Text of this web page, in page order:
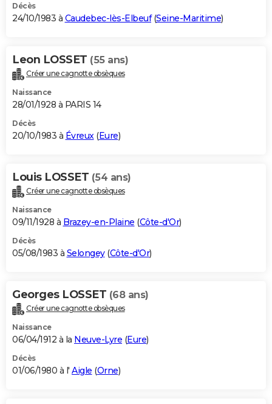
Décès
24/10/1983 à Caudebec-lès-Elbeuf(Seine-Maritime)
Leon LOSSET (55 ans)
Créer une cagnotte obsèques
Naissance
28/01/1928 à PARIS 14
Décès
20/10/1983 à Évreux(Eure)
Louis LOSSET (54 ans)
Créer une cagnotte obsèques
Naissance
09/11/1928 à Brazey-en-Plaine (Côte-d'Or)
Décès
05/08/1983 à Selongey(Côte-d'Or)
Georges LOSSET (68 ans)
Créer une cagnotte obsèques
Naissance
06/04/1912 à la Neuve-Lyre (Eure)
Décès
01/06/1980 à l' Aigle (Orne)